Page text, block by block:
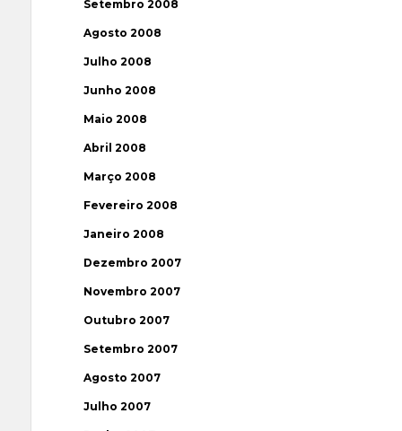
Setembro 2008
Agosto 2008
Julho 2008
Junho 2008
Maio 2008
Abril 2008
Março 2008
Fevereiro 2008
Janeiro 2008
Dezembro 2007
Novembro 2007
Outubro 2007
Setembro 2007
Agosto 2007
Julho 2007